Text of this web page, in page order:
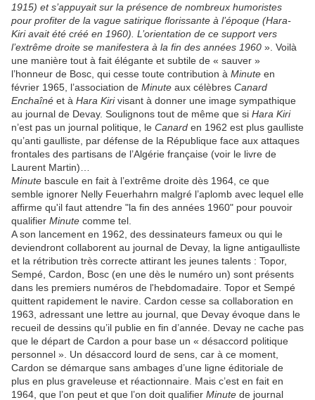
1915) et s’appuyait sur la présence de nombreux humoristes
pour profiter de la vague satirique florissante à l’époque (Hara-
Kiri avait été créé en 1960). L’orientation de ce support vers
l’extrême droite se manifestera à la fin des années 1960 ». Voilà
une manière tout à fait élégante et subtile de « sauver »
l’honneur de Bosc, qui cesse toute contribution à Minute en
février 1965, l’association de Minute aux célèbres Canard
Enchaîné et à Hara Kirivisant à donner une image sympathique
au journal de Devay. Soulignons tout de même que si Hara Kiri
n’est pas un journal politique, le Canard en 1962 est plus gaulliste
qu’anti gaulliste, par défense de la République face aux attaques
frontales des partisans de l’Algérie française (voir le livre de
Laurent Martin)…
Minute bascule en fait à l’extrême droite dès 1964, ce que
semble ignorer Nelly Feuerhahrn malgré l’aplomb avec lequel elle
affirme qu'il faut attendre "la fin des années 1960" pour pouvoir
qualifier Minute comme tel.
A son lancement en 1962, des dessinateurs fameux ou qui le
deviendront collaborent au journal de Devay, la ligne antigaulliste
et la rétribution très correcte attirant les jeunes talents : Topor,
Sempé, Cardon, Bosc (en une dès le numéro un) sont présents
dans les premiers numéros de l'hebdomadaire. Topor et Sempé
quittent rapidement le navire. Cardon cesse sa collaboration en
1963, adressant une lettre au journal, que Devay évoque dans le
recueil de dessins qu’il publie en fin d’année. Devay ne cache pas
que le départ de Cardon a pour base un « désaccord politique
personnel ». Un désaccord lourd de sens, car à ce moment,
Cardon se démarque sans ambages d’une ligne éditoriale de
plus en plus graveleuse et réactionnaire. Mais c’est en fait en
1964, que l’on peut et que l’on doit qualifier Minute de journal